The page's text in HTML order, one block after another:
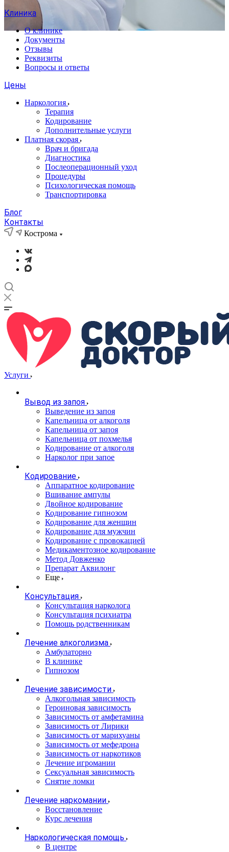
Клиника
О клинике
Документы
Отзывы
Реквизиты
Вопросы и ответы
Цены
Наркология
Терапия
Кодирование
Дополнительные услуги
Платная скорая
Врач и бригада
Диагностика
Послеоперационный уход
Процедуры
Психологическая помощь
Транспортировка
Блог
Контакты
Кострома
Услуги
Вывод из запоя
Выведение из запоя
Капельница от алкоголя
Капельница от запоя
Капельница от похмелья
Кодирование от алкоголя
Нарколог при запое
Кодирование
Аппаратное кодирование
Вшивание ампулы
Двойное кодирование
Кодирование гипнозом
Кодирование для женщин
Кодирование для мужчин
Кодирование с провокацией
Медикаментозное кодирование
Метод Довженко
Препарат Аквилонг
Еще
Консультация
Консультация нарколога
Консультация психиатра
Помощь родственникам
Лечение алкоголизма
Амбулаторно
В клинике
Гипнозом
Лечение зависимости
Алкогольная зависимость
Героиновая зависимость
Зависимость от амфетамина
Зависимость от Лирики
Зависимость от марихуаны
Зависимость от мефедрона
Зависимость от наркотиков
Лечение игромании
Сексуальная зависимость
Снятие ломки
Лечение наркомании
Восстановление
Курс лечения
Наркологическая помощь
В центре